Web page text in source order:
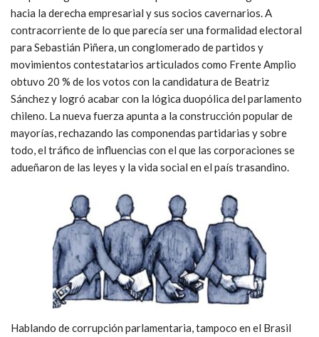
hacia la derecha empresarial y sus socios cavernarios. A
contracorriente de lo que parecía ser una formalidad electoral
para Sebastián Piñera, un conglomerado de partidos y
movimientos contestatarios articulados como Frente Amplio
obtuvo 20 % de los votos con la candidatura de Beatriz
Sánchez y logró acabar con la lógica duopólica del parlamento
chileno. La nueva fuerza apunta a la construcción popular de
mayorías, rechazando las componendas partidarias y sobre
todo, el tráfico de influencias con el que las corporaciones se
adueñaron de las leyes y la vida social en el país trasandino.
Hablando de corrupción parlamentaria, tampoco en el Brasil